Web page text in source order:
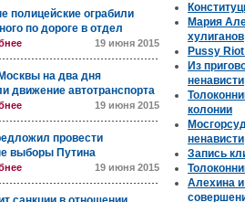
полицейские ограбили
по дороге в отдел
19 июня 2015
на два дня
движение автотранспорта
19 июня 2015
провести
выборы Путина
19 июня 2015
Мария
хулиганов
Pussy
Из
ненависти
колонии
ненависти
Запись
Алехина